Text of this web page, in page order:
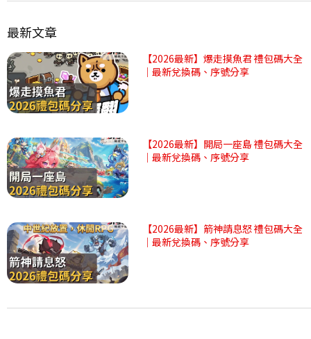
最新文章
【2026最新】爆走摸魚君 禮包碼大全
｜最新兌換碼、序號分享
【2026最新】開局一座島 禮包碼大全
｜最新兌換碼、序號分享
【2026最新】箭神請息怒 禮包碼大全
｜最新兌換碼、序號分享